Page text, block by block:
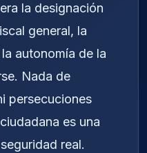
la designación
general, la
autonomía de la
Nada de
persecuciones
es una
real.